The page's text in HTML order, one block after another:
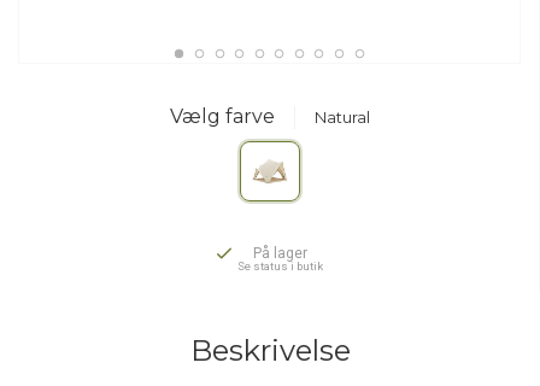
Vælg farve Natural
På lager
Se status i butik
Beskrivelse